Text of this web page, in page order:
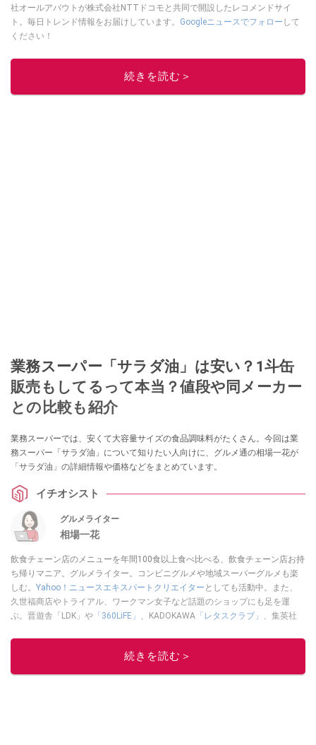
社オールアバウトが株式会社NTTドコモと共同で開設したレコメンドサイ
ト。毎日トレンド情報をお届けしています。 Googleニュースでフォロー して
ください！
このイチオシストの他の記事を読む
続きを読む＞
業務スーパー「サラダ油」は安い？1斗缶
販売もしてるって本当？値段や同メーカー
との比較も紹介
業務スーパーでは、安くて大容量サイズの食品調味料がたくさん。今回は業
務スーパー「サラダ油」について知りたい人向けに、グルメ通の相場一花が
「サラダ油」の詳細情報や価格などをまとめています。
イチオシスト
グルメライター
相場一花
飲食チェーン店のメニューを年間100食以上食べ比べる、飲食チェーン店お持
ち帰りマニア。グルメライター。コンビニグルメや地域スーパーグルメも楽
しむ。 Yahoo！ニュースエキスパートクリエイター としても活動中。また、
久世福商店やトライアル、ワークマン女子など話題のショップにも足を運
ぶ。晋遊舎「LDK」や 「360LiFE」 、KADOKAWA 「レタスクラブ」 、集英社
ルメライター、食の専門家として出演実績あり。
続きを読む＞